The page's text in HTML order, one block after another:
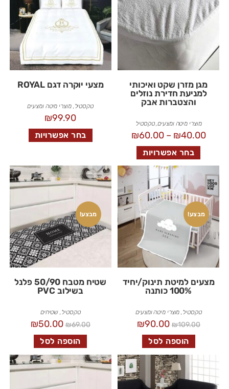
מגן מזרן שקט ואיכותי
למניעת חדירת נוזלים
והצטברות אבק
מוצרי מיטה ומצעים,טקסטיל
₪40.00
–
₪60.00
בחר אפשרויות
מצעי יוקרה דגם ROYAL
טקסטיל ,מוצרי מיטה ומצעים
₪99.90
בחר אפשרויות
מבצע!
מצעים למיטת תינוק/יחיד
100% כותנה
טקסטיל, מוצרי מיטה ומצעים
₪109.00
₪90.00
הוספה לסל
מבצע!
שטיח מטבח 50/90 פלנל
בשילוב PVC
טקסטיל, שטיחים
₪69.00
₪50.00
הוספה לסל